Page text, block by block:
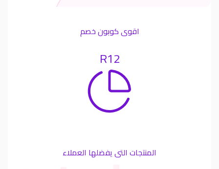
اقوى كوبون خصم
R12
المنتجات التى يفضلها العملاء